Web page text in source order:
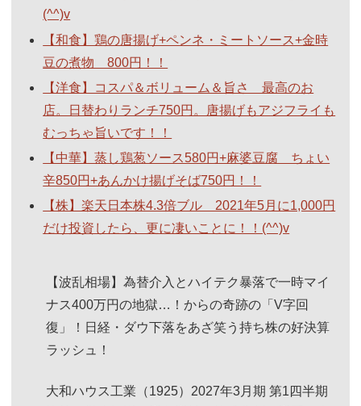
(^^)v
【和食】鶏の唐揚げ+ペンネ・ミートソース+金時
豆の煮物 800円！！
【洋食】コスパ＆ボリューム＆旨さ 最高のお
店。日替わりランチ750円。唐揚げもアジフライも
むっちゃ旨いです！！
【中華】蒸し鶏葱ソース580円+麻婆豆腐 ちょい
辛850円+あんかけ揚げそば750円！！
【株】楽天日本株4.3倍ブル 2021年5月に1,000円
だけ投資したら、更に凄いことに！！(^^)v
【波乱相場】為替介入とハイテク暴落で一時マイ
ナス400万円の地獄…！からの奇跡の「V字回
復」！日経・ダウ下落をあざ笑う持ち株の好決算
ラッシュ！
大和ハウス工業（1925）2027年3月期 第1四半期